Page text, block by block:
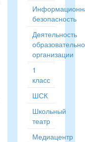
безопасность
Деятельность
организации
1
класс
ШСК
Школьный
театр
Медиацентр